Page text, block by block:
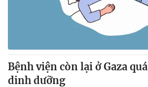
Bệnh viện còn lại ở Gaza
dinh dưỡng